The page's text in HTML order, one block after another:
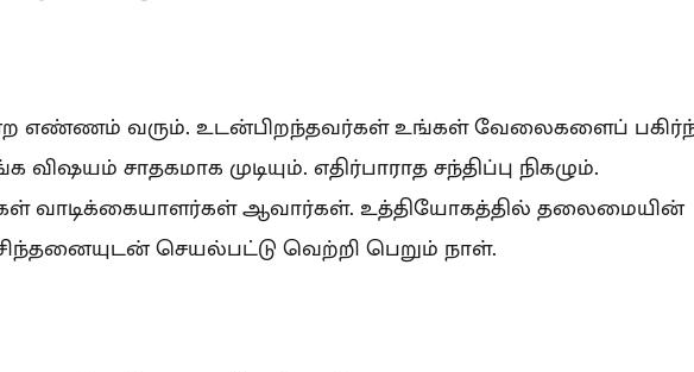
எண்ணம் வரும். உடன்பிறந்தவர்கள் உங்கள் வேலைகளைப்
சாதகமாக முடியும். எதிர்பாராத சந்திப்பு நிகழும்.
வாடிக்கையாளர்கள் ஆவார்கள். உத்தியோகத்தில் தலைமையின்
செயல்பட்டு வெற்றி பெறும் நாள்.